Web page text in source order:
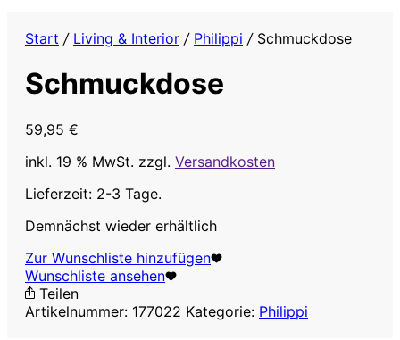
Start / Living & Interior / Philippi /Schmuckdose
Schmuckdose
59,95 €
inkl. 19 % MwSt. zzgl. Versandkosten
Lieferzeit: 2-3 Tage.
Demnächst wieder erhältlich
Zur Wunschliste hinzufügen
Wunschliste ansehen
Teilen
Artikelnummer: 177022 Kategorie: Philippi